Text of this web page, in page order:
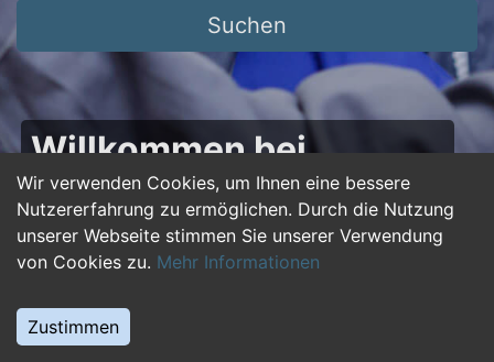
Wir verwenden Cookies, um Ihnen eine bessere
Nutzererfahrung zu ermöglichen. Durch die Nutzung
unserer Webseite stimmen Sie unserer Verwendung
von Cookies zu. Mehr Informationen
Zustimmen
Suchen
Willkommen bei
50plus-jobs.de – Dein
Portal für Jobs ab 50!
Du bist über 50 und suchst nach einer neuen
beruflichen Herausforderung oder einem
Jobwechsel? Auf